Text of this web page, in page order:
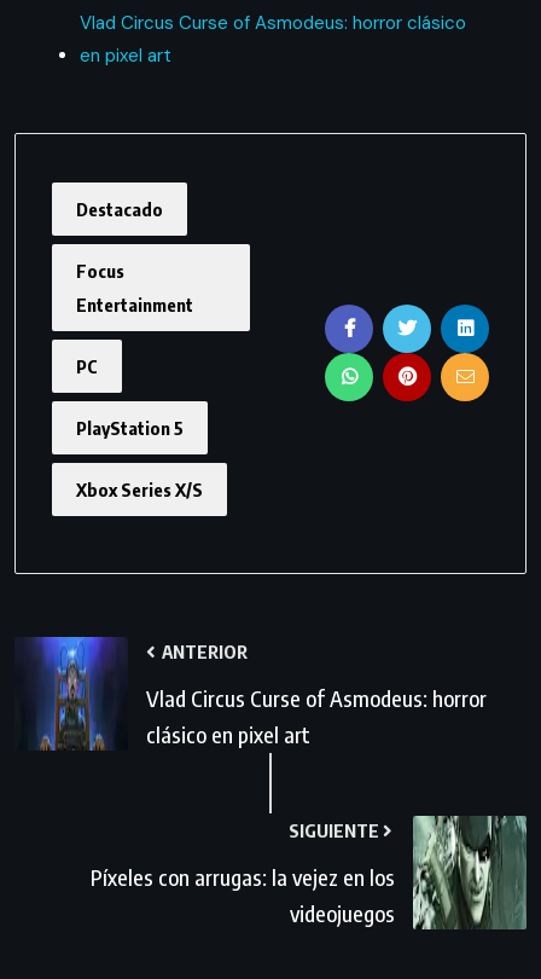
Vlad Circus Curse of Asmodeus: horror clásico
en pixel art
Destacado
Focus
Entertainment
PC
PlayStation 5
Xbox Series X/S
ANTERIOR
Vlad Circus Curse of Asmodeus: horror
clásico en pixel art
SIGUIENTE
Píxeles con arrugas: la vejez en los
videojuegos